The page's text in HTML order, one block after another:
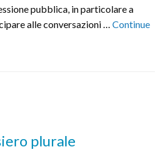
pubblica, in particolare a
alle conversazioni … Continue
plurale